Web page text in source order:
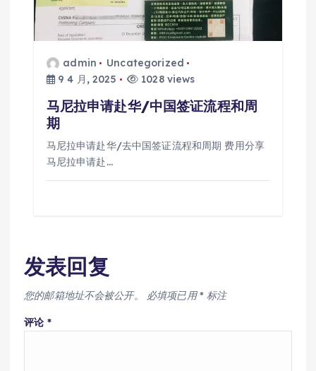
admin
Uncategorized
9 4 月, 2025
1028 views
马尼拉申请赴华/中国签证流程和周
期
马尼拉申请赴华/去中国签证流程和周期 费用分享
马尼拉申请赴…
发表回复
您的邮箱地址不会被公开。 必填项已用* 标注
评论 *